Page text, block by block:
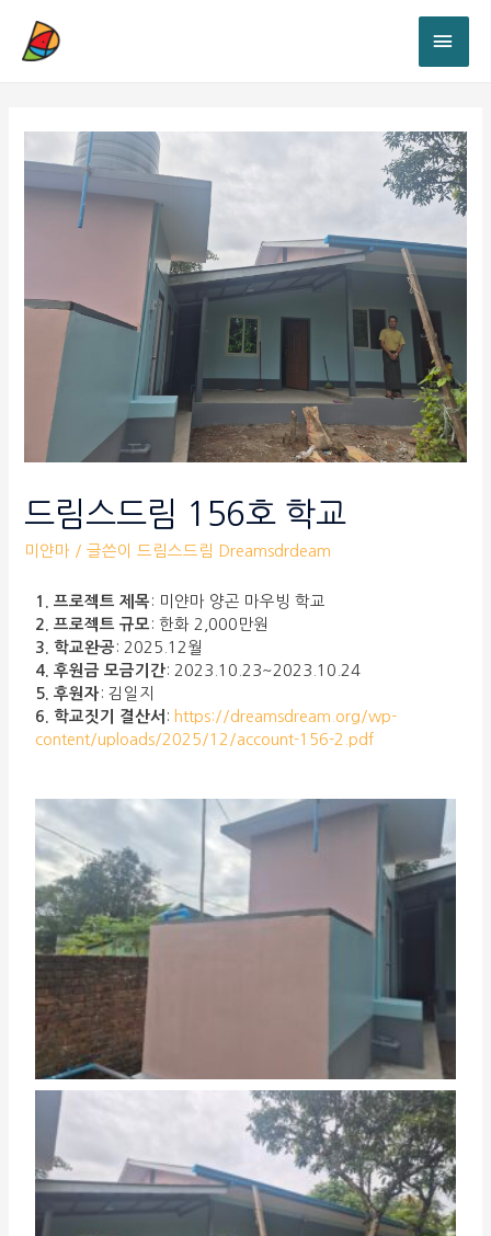
드림스드림 156호 학교
미얀마 / 글쓴이드림스드림 Dreamsdrdeam
1. 프로젝트 제목 : 미얀마 양곤 마우빙 학교
2. 프로젝트 규모 : 한화 2,000만원
3. 학교완공 : 2025.12월
4. 후원금 모금기간: 2023.10.23~2023.10.24
5. 후원자 : 김일지
6. 학교짓기 결산서 : https://dreamsdream.org/wp-
content/uploads/2025/12/account-156-2.pdf